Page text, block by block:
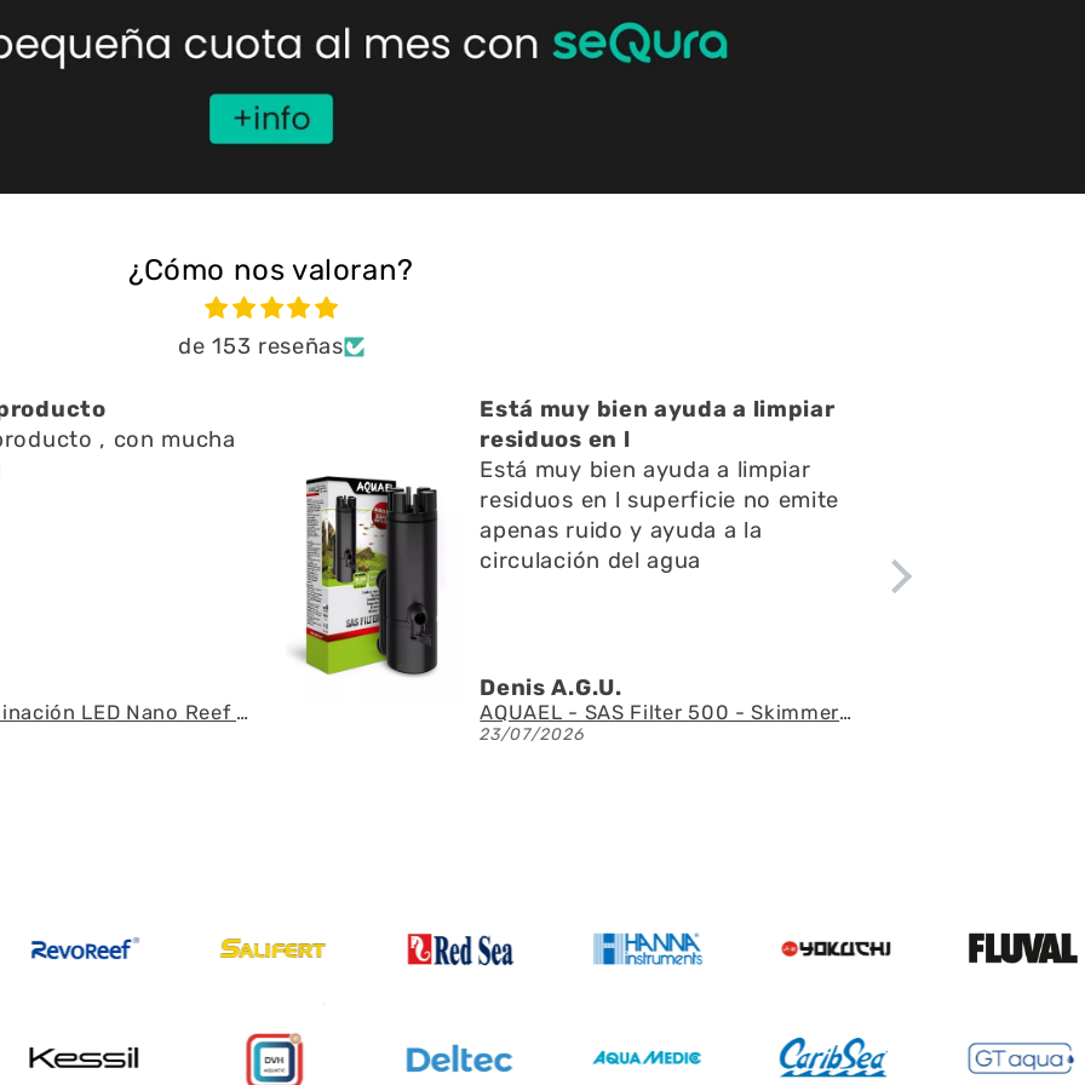
¿Cómo nos valoran?
de 153 reseñas
ayuda a limpiar
l
ayuda a limpiar
AQUAEL - SAS Filter 500 - Skimmer de superficie
Una atención muy buena
Una atención muy buena,amables
y respondieron rápido todas mis
preguntas y consultas,el envío
fue rápido y el acuario se ve
espectacular
Ángel l.Z.p.
Acuario con mueble AQUAEL GLOSSY 150 BLACK de 405 litros
21/07/2026